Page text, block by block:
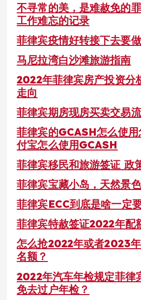
不寻常的美，是难赦免的
工作难忘的记录
菲律宾疫情好转接下去要
马尼拉湾白沙滩旅游指南
2022年菲律宾房产投资分
走向
菲律宾期房现房买卖交易
菲律宾的GCASH怎么使
付宝怎么使用GCASH
菲律宾移民和旅游签证 政
菲律宾宝藏小岛，天然景
菲律宾ECC到底是啥一定
菲律宾特赦签证2022年配
怎么抢2022年或者2023
名额？
2022年汽车年检规定菲律
免去过户年检？